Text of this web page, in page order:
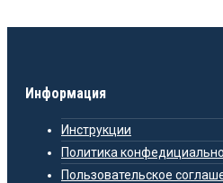
Информация
Инструкции
Политика
Пользовательское